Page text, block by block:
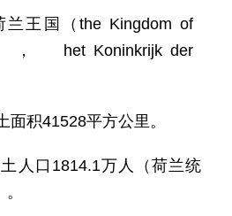
兰王国（the Kingdom of
，het Koninkrijk der
面积41528平方公里。
人口1814.1万人（荷兰统